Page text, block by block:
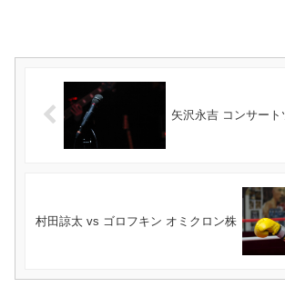
矢沢永吉 コンサート
村田諒太 vs ゴロフキン オミクロン株